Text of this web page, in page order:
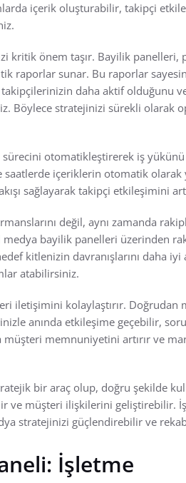
içerik oluşturabilir, takipçi
kritik önem taşır. Bayilik panelleri,
raporlar sunar. Bu raporlar
daha aktif olduğunu
Böylece stratejinizi sürekli olarak
otomatikleştirerek iş yükünü
içeriklerin otomatik olarak
sağlayarak takipçi etkileşimini
değil, aynı zamanda
medya bayilik panelleri üzerinden
kitlenizin davranışlarını daha iyi
atabilirsiniz.
iletişimini kolaylaştırır. Doğrudan
anında etkileşime geçebilir,
memnuniyetini artırır ve
bir araç olup, doğru şekilde
ve müşteri ilişkilerini geliştirebilir.
stratejinizi güçlendirebilir ve
İşletme